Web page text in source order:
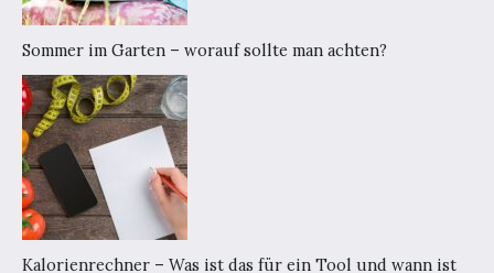
Sommer im Garten – worauf sollte man achten?
Kalorienrechner – Was ist das für ein Tool und wann ist